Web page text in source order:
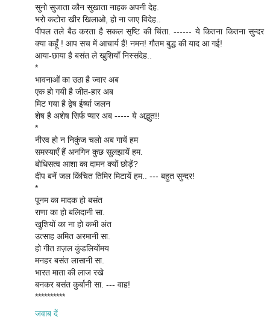
सुनो सुजाता कौन सुखाता नाहक अपनी देह.
भरो कटोरा खीर खिलाओ, हो ना जाए विदेह..
पीपल तले बैठ करता है सकल सृष्टि की चिंता. ------ ये कितना कितना सुन्दर
क्या कहूँ ! आप सच में आचार्य हैं! नमन! गौतम बुद्ध की याद आ गई!
आया-छाया है बसंत ले खुशियाँ निस्संदेह..
*
भावनाओं का उठा है ज्वार अब
एक हो गयी है जीत-हार अब
मिट गया है द्वेष ईर्ष्या जलन
शेष है अशेष सिर्फ प्यार अब ----- ये अद्भुत!!
*
नीरव हो न निकुंज चलो अब गायें हम
समस्याएँ हैं अनगिन कुछ सुलझायें हम.
बोधिसत्व आशा का दामन क्यों छोड़ें?
दीप बनें जल किंचित तिमिर मिटायें हम.. --- बहुत सुन्दर!
*
पूनम का मादक हो बसंत
राणा का हो बलिदानी सा.
खुशियों का ना हो कभी अंत
उत्साह अमित अरमानी सा.
हो गीत ग़ज़ल कुंडलियोंमय
मनहर बसंत लासानी सा.
भारत माता की लाज रखे
बनकर बसंत कुर्बानी सा. --- वाह!
**********
जवाब दें